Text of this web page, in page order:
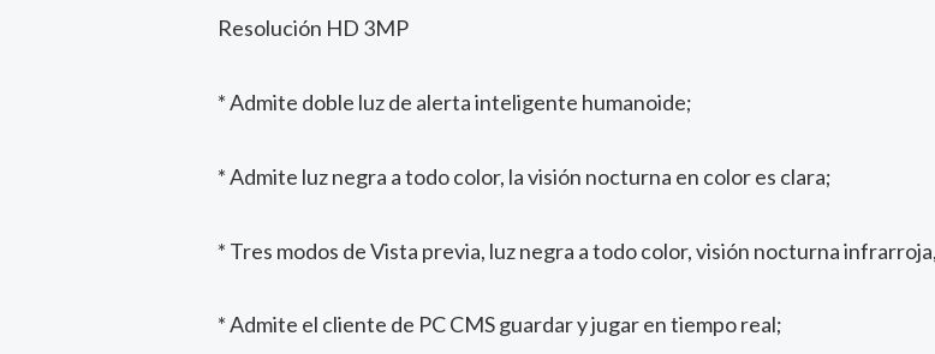
Resolución HD 3MP
* Admite doble luz de alerta inteligente humanoide;
* Admite luz negra a todo color, la visión nocturna en color es clara;
* Tres modos de Vista previa, luz negra a todo color, visión nocturna
* Admite el cliente de PC CMS guardar y jugar en tiempo real;